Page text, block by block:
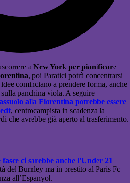
a New York per pianificare
, poi Paratici potrà concentrarsi
cominciano a prendere forma, anche
panchina viola. A seguire
alla Fiorentina potrebbe essere
, centrocampista in scadenza la
che avrebbe già aperto al trasferimento.
fasce ci sarebbe anche l’Under 21
del Burnley ma in prestito al Paris Fc
all’Espanyol.